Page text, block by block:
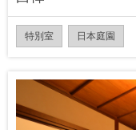
特別室 日本庭園